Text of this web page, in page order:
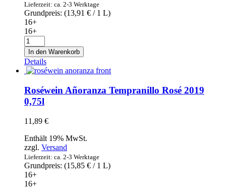
Lieferzeit: ca. 2-3 Werktage
Grundpreis: (13,91 € / 1 L)
16+
16+
Roséwein
Mesta
2019
Tempranillo
0,75l
Menge
In den Warenkorb
Details
Roséwein Añoranza Tempranillo Rosé 2019
0,75l
11,89 €
Enthält 19% MwSt.
zzgl. Versand
Lieferzeit: ca. 2-3 Werktage
Grundpreis: (15,85 € / 1 L)
16+
16+